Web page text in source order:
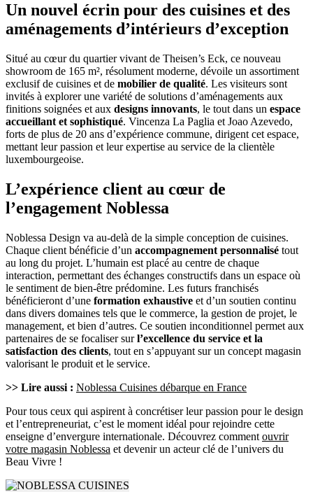
Un nouvel écrin pour des cuisines et des
aménagements d’intérieurs d’exception
Situé au cœur du quartier vivant de Theisen’s Eck, ce nouveau
showroom de 165 m², résolument moderne, dévoile un assortiment
exclusif de cuisines et de mobilier de qualité. Les visiteurs sont
invités à explorer une variété de solutions d’aménagements aux
finitions soignées et aux designs innovants, le tout dans un espace
accueillant et sophistiqué. Vincenza La Paglia et Joao Azevedo,
forts de plus de 20 ans d’expérience commune, dirigent cet espace,
mettant leur passion et leur expertise au service de la clientèle
luxembourgeoise.
L’expérience client au cœur de
l’engagement Noblessa
Noblessa Design va au-delà de la simple conception de cuisines.
Chaque client bénéficie d’un accompagnement personnalisé tout
au long du projet. L’humain est placé au centre de chaque
interaction, permettant des échanges constructifs dans un espace où
le sentiment de bien-être prédomine. Les futurs franchisés
bénéficieront d’une formation exhaustive et d’un soutien continu
dans divers domaines tels que le commerce, la gestion de projet, le
management, et bien d’autres. Ce soutien inconditionnel permet aux
partenaires de se focaliser surl’excellence du service et la
satisfaction des clients, tout en s’appuyant sur un concept magasin
valorisant le produit et le service.
>> Lire aussi : Noblessa Cuisines débarque en France
Pour tous ceux qui aspirent à concrétiser leur passion pour le design
et l’entrepreneuriat, c’est le moment idéal pour rejoindre cette
enseigne d’envergure internationale. Découvrez comment ouvrir
votre magasin Noblessa et devenir un acteur clé de l’univers du
Beau Vivre !